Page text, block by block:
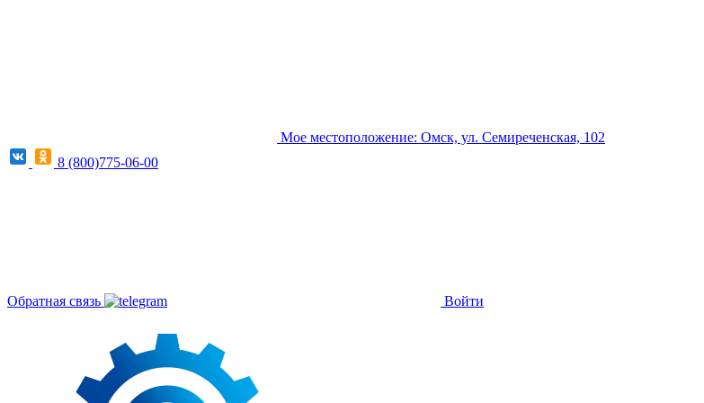
Мое местоположение: Омск, ул. Семиреченская, 102
8 (800)775-06-00
Обратная связь Войти